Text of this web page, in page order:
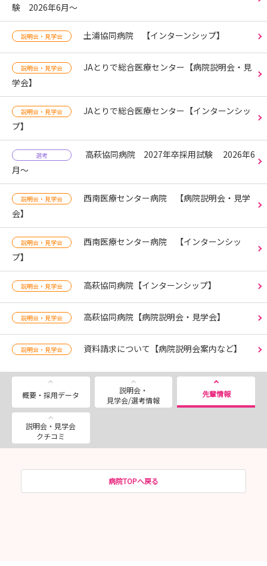
験 2026年6月～
説明会・見学会 土浦協同病院 【インターンシップ】
説明会・見学会
JAとりで総合医療センター【病院説明会・見
学会】
説明会・見学会
JAとりで総合医療センター【インターンシッ
プ】
選考
高萩協同病院 2027年卒採用試験 2026年6
月～
説明会・見学会
西南医療センター病院 【病院説明会・見学
会】
説明会・見学会
西南医療センター病院 【インターンシッ
プ】
説明会・見学会 高萩協同病院【インターンシップ】
説明会・見学会 高萩協同病院【病院説明会・見学会】
説明会・見学会 資料請求について【病院説明会案内など】
概要・採用データ
説明会・
見学会/選考情報
先輩情報
説明会・見学会
クチコミ
病院TOPへ戻る